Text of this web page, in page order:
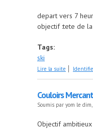
depart vers 7
objectif :tete de
Tags:
ski
Lire la suite de tete de
Couloirs
Soumis par yom le
Objectif